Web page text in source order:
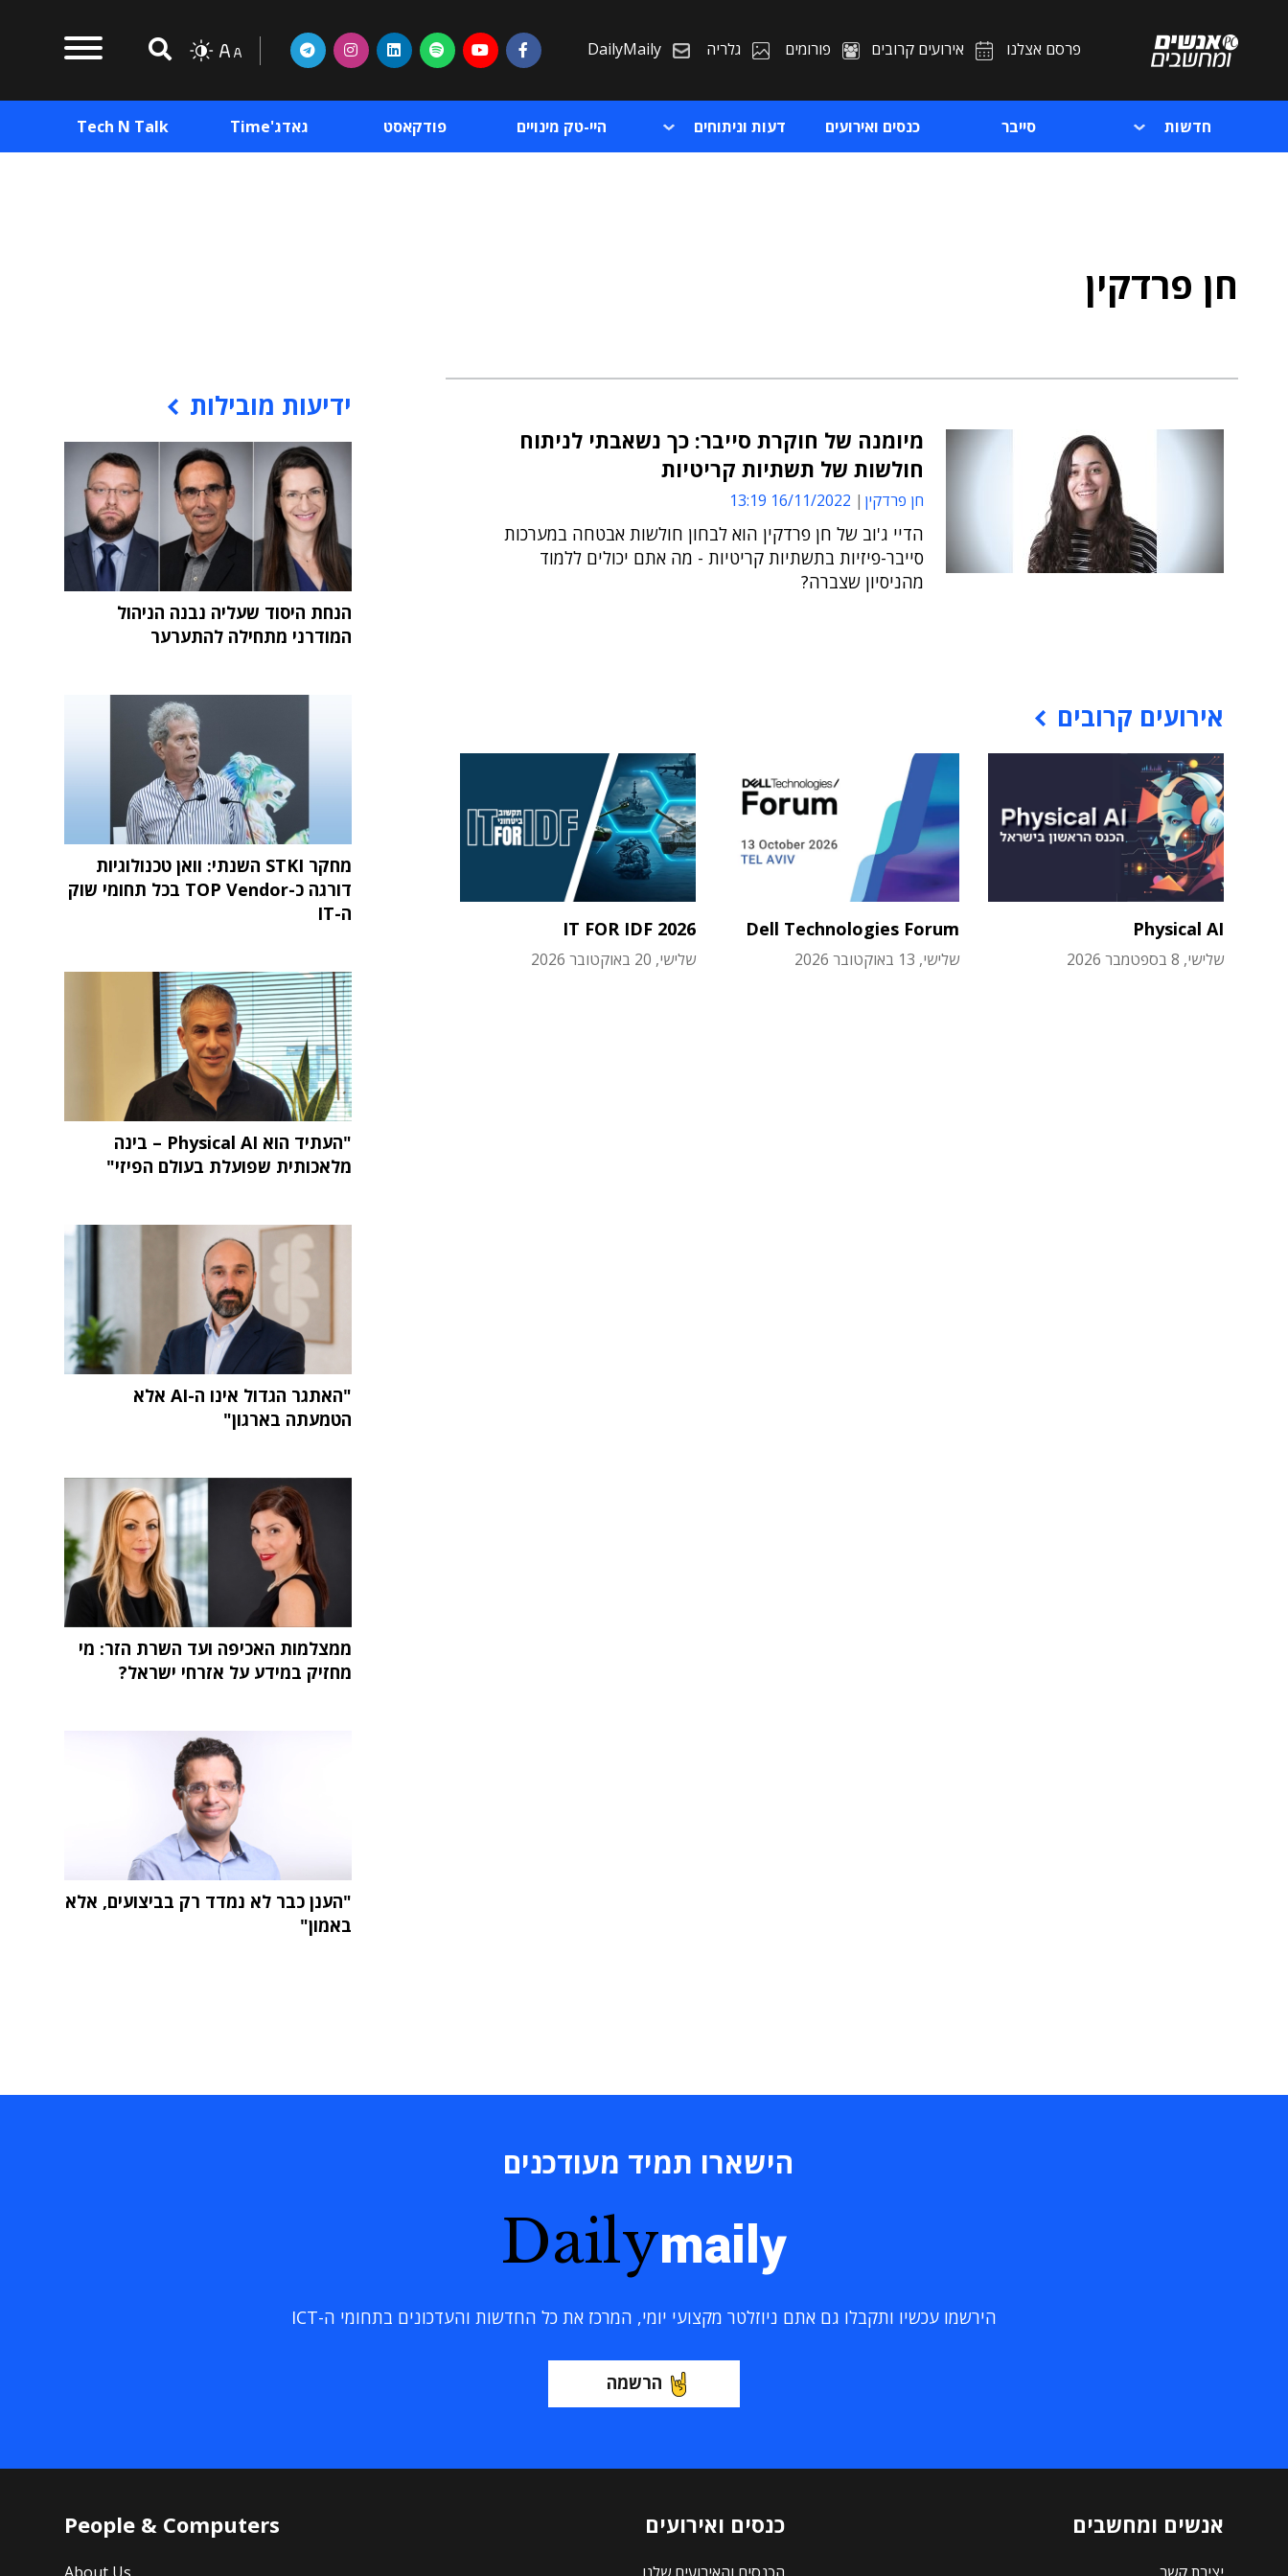
פרסם אצלנו אירועים קרובים פורומים גלריה DailyMaily
חדשות סייבר כנסים ואירועים דעות וניתוחים היי-טק מינויים פודקאסט גאדג'Time Tech N Talk
חן פרדקין
מיומנה של חוקרת סייבר: כך נשאבתי לניתוח
חולשות של תשתיות קריטיות
חן פרדקין 16/11/2022 13:19
הדיי ג'וב של חן פרדקין הוא לבחון חולשות אבטחה במערכות
סייבר-פיזיות בתשתיות קריטיות - מה אתם יכולים ללמוד
מהניסיון שצברה?
אירועים קרובים
Physical AI
שלישי, 8 בספטמבר 2026
Dell Technologies Forum
שלישי, 13 באוקטובר 2026
IT FOR IDF 2026
שלישי, 20 באוקטובר 2026
ידיעות מובילות
הנחת היסוד שעליה נבנה הניהול
המודרני מתחילה להתערער
מחקר STKI השנתי: וואן טכנולוגיות
דורגה כ-TOP Vendor בכל תחומי שוק
ה-IT
"העתיד הוא Physical AI – בינה
מלאכותית שפועלת בעולם הפיזי"
"האתגר הגדול אינו ה-AI אלא
הטמעתה בארגון"
ממצלמות האכיפה ועד השרת הזר: מי
מחזיק במידע על אזרחי ישראל?
"הענן כבר לא נמדד רק בביצועים, אלא
באמון"
הישארו תמיד מעודכנים
Dailymaily
הירשמו עכשיו ותקבלו גם אתם ניוזלטר מקצועי יומי, המרכז את כל החדשות והעדכונים בתחומי ה-ICT
הרשמה
אנשים ומחשבים כנסים ואירועים People & Computers